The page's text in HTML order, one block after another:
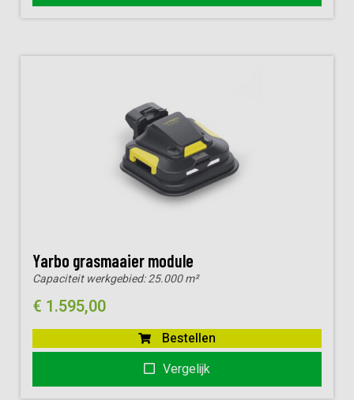
Yarbo grasmaaier module
Capaciteit werkgebied:25.000 m²
€ 1.595,00
Bestellen
Vergelijk